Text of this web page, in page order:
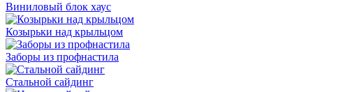
Виниловый блок хаус
Козырьки над крыльцом
Заборы из профнастила
Стальной сайдинг